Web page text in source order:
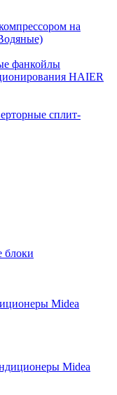
на
фанкойлы
HAIER
сплит-
блоки
Midea
Midea